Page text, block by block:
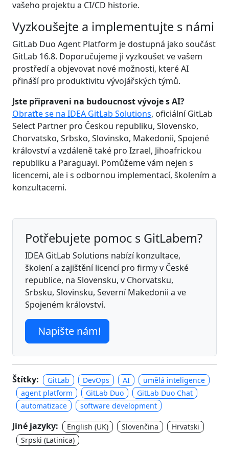
vašeho projektu a CI/CD historie.
Vyzkoušejte a implementujte s námi
GitLab Duo Agent Platform je dostupná jako součást
GitLab 16.8. Doporučujeme ji vyzkoušet ve vašem
prostředí a objevovat nové možnosti, které AI
přináší pro produktivitu vývojářských týmů.
Jste připraveni na budoucnost vývoje s AI?
Obraťte se na IDEA GitLab Solutions, oficiální GitLab
Select Partner pro Českou republiku, Slovensko,
Chorvatsko, Srbsko, Slovinsko, Makedonii, Spojené
království a vzdáleně také pro Izrael, Jihoafrickou
republiku a Paraguayi. Pomůžeme vám nejen s
licencemi, ale i s odbornou implementací, školením a
konzultacemi.
Potřebujete pomoc s GitLabem?
IDEA GitLab Solutions nabízí konzultace,
školení a zajištění licencí pro firmy v České
republice, na Slovensku, v Chorvatsku,
Srbsku, Slovinsku, Severní Makedonii a ve
Spojeném království.
Napište nám!
Štítky: GitLab DevOps AI
umělá inteligence
agent platform
GitLab Duo
GitLab Duo Chat
automatizace
software development
Jiné jazyky: English (UK) Slovenčina
Hrvatski
Srpski (Latinica)